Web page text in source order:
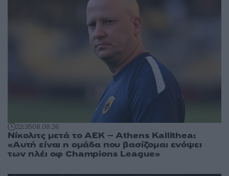
22:3508.08.26
Νίκολιτς μετά το ΑΕΚ – Athens Kallithea:
«Αυτή είναι η ομάδα που βασίζομαι ενόψει
των πλέι οφ Champions League»